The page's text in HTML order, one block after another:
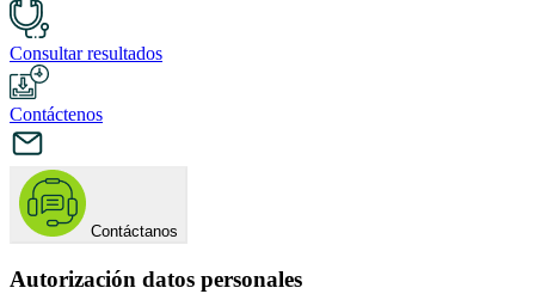
Consultar resultados
Contáctenos
Contáctanos
Autorización datos personales